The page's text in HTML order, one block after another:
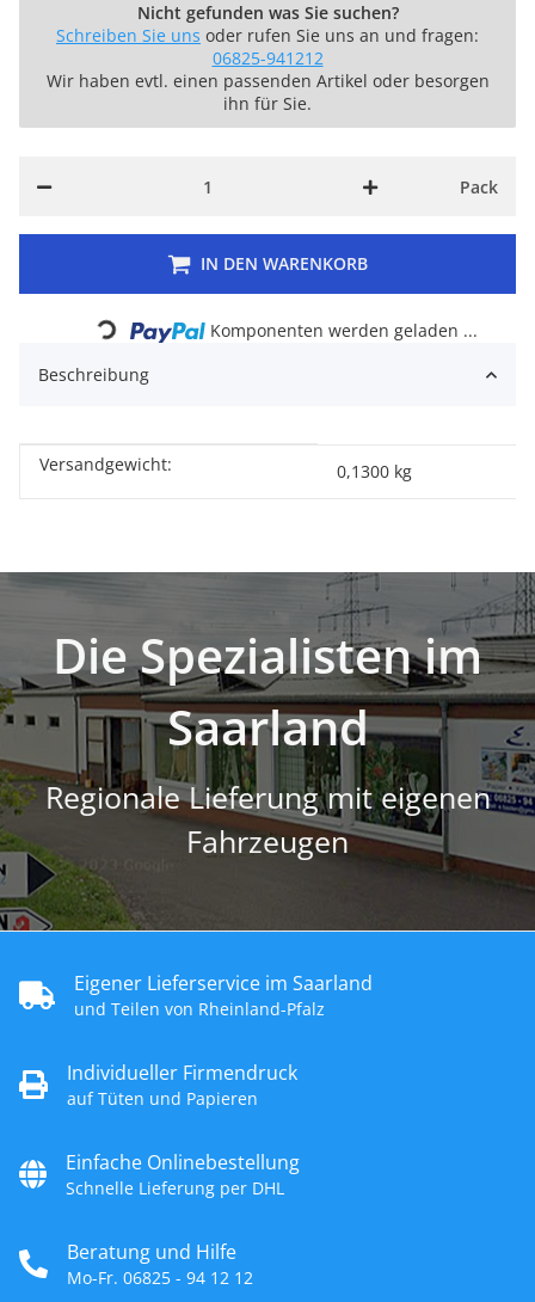
Nicht gefunden was Sie suchen?
Schreiben Sie uns oder rufen Sie uns an und fragen:
06825-941212
Wir haben evtl. einen passenden Artikel oder besorgen
ihn für Sie.
Pack
IN DEN WARENKORB
Loading...
Komponenten werden geladen ...
Beschreibung
Produkteigenschaft
Wert
Versandgewicht: 0,1300 kg
Die Spezialisten im
Saarland
Regionale Lieferung mit eigenen
Fahrzeugen
Eigener Lieferservice im Saarland
und Teilen von Rheinland-Pfalz
Individueller Firmendruck
auf Tüten und Papieren
Einfache Onlinebestellung
Schnelle Lieferung per DHL
Beratung und Hilfe
Mo-Fr. 06825 - 94 12 12